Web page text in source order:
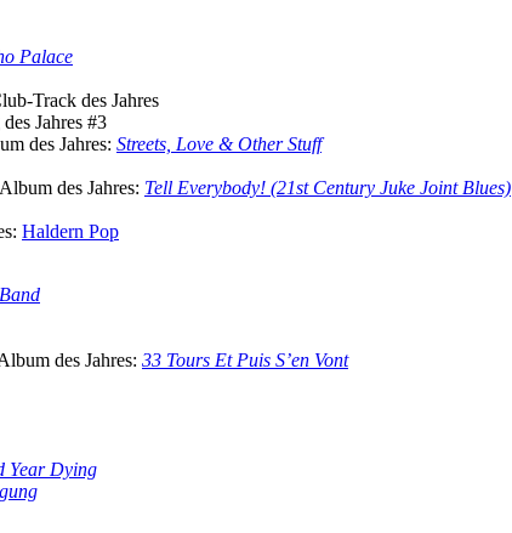
Palace
Track des Jahres
Jahres #3
des Jahres: Streets, Love & Other Stuff
Album des Jahres: Tell Everybody! (21st Century Juke Joint Blues)
Haldern Pop
des Jahres: 33 Tours Et Puis S’en Vont
Year Dying